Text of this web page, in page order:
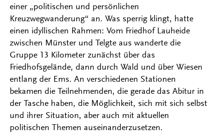
einer „politischen und persönlichen
Kreuzwegwanderung“ an. Was sperrig klingt, hatte
einen idyllischen Rahmen: Vom Friedhof Lauheide
zwischen Münster und Telgte aus wanderte die
Gruppe 13 Kilometer zunächst über das
Friedhofsgelände, dann durch Wald und über Wiesen
entlang der Ems. An verschiedenen Stationen
bekamen die Teilnehmenden, die gerade das Abitur in
der Tasche haben, die Möglichkeit, sich mit sich selbst
und ihrer Situation, aber auch mit aktuellen
politischen Themen auseinanderzusetzen.